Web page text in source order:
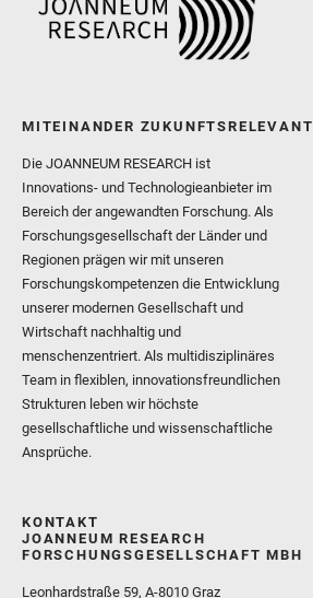
MITEINANDER ZUKUNFTSRELEVANT
Die JOANNEUM RESEARCH ist
Innovations- und Technologieanbieter im
Bereich der angewandten Forschung. Als
Forschungsgesellschaft der Länder und
Regionen prägen wir mit unseren
Forschungskompetenzen die Entwicklung
unserer modernen Gesellschaft und
Wirtschaft nachhaltig und
menschenzentriert. Als multidisziplinäres
Team in flexiblen, innovationsfreundlichen
Strukturen leben wir höchste
gesellschaftliche und wissenschaftliche
Ansprüche.
KONTAKT
JOANNEUM RESEARCH
FORSCHUNGSGESELLSCHAFT MBH
Leonhardstraße 59, A-8010 Graz